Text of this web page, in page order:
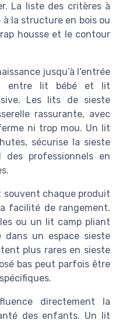
La liste des critères à
la structure en bois ou
housse et le contour
jusqu’à l’entrée
entre lit bébé et lit
Les lits de sieste
rassurante, avec
ni trop mou. Un lit
sécurise la sieste
professionnels en
souvent chaque produit
facilité de rangement.
ou un lit camp pliant
un espace sieste
plus rares en sieste
bas peut parfois être
directement la
des enfants. Un lit